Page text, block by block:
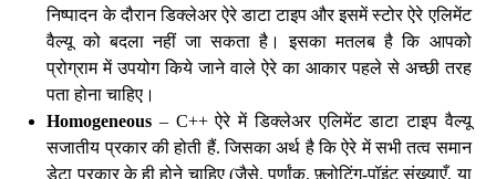
निष्पादन के दौरान डिक्लेअर ऐरे डाटा टाइप और इसमें स्टोर ऐरे एलिमेंट
वैल्यू को बदला नहीं जा सकता है। इसका मतलब है कि आपको
प्रोग्राम में उपयोग किये जाने वाले ऐरे का आकार पहले से अच्छी तरह
पता होना चाहिए।
Homogeneous – C++ ऐरे में डिक्लेअर एलिमेंट डाटा टाइप वैल्यू
सजातीय प्रकार की होती हैं. जिसका अर्थ है कि ऐरे में सभी तत्व समान
डेटा प्रकार के ही होने चाहिए (जैसे, पूर्णांक, फ़्लोटिंग-पॉइंट संख्याएँ, या